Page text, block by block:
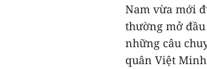
Nam vừa mới
thường mở
những câu
quân Việt